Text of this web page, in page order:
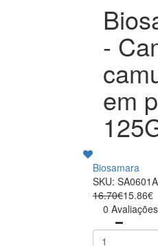
-
em
Biosamara
SKU: SA0601A
16.70€15.86€
0 Avaliações